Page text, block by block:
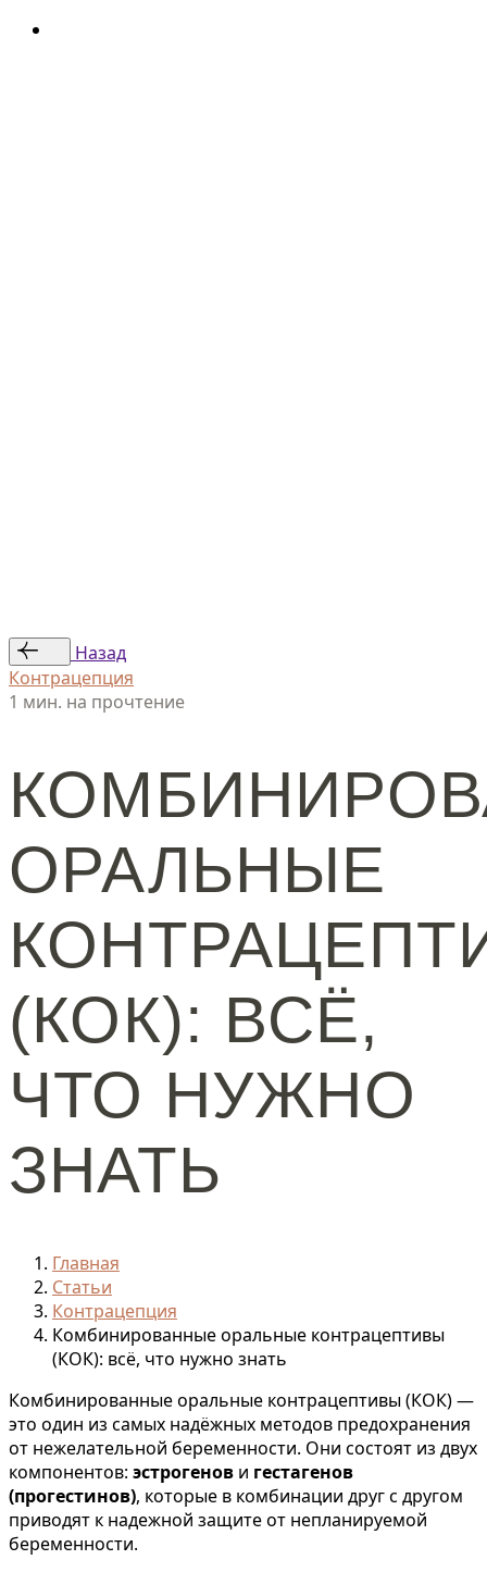
Назад
Контрацепция
1 мин. на прочтение
ОРАЛЬНЫЕ
(КОК): ВСЁ,
ЧТО НУЖНО
ЗНАТЬ
Главная
Статьи
Контрацепция
Комбинированные оральные контрацептивы
(КОК): всё, что нужно знать
Комбинированные оральные контрацептивы (КОК) —
это один из самых надёжных методов предохранения
от нежелательной беременности. Они состоят из двух
компонентов: эстрогенов и гестагенов
(прогестинов), которые в комбинации друг с другом
приводят к надежной защите от непланируемой
беременности.